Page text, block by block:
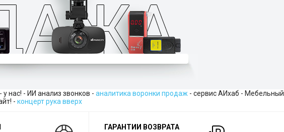
- у нас! - ИИ анализ звонков - аналитика воронки продаж - сервис АИхаб - Мебельный
- концерт рука вверх
ГАРАНТИИ ВОЗВРАТА